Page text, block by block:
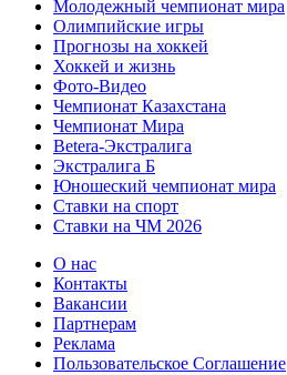
Молодежный чемпионат мира
Олимпийские игры
Прогнозы на хоккей
Хоккей и жизнь
Фото-Видео
Чемпионат Казахстана
Чемпионат Мира
Betera-Экстралига
Экстралига Б
Юношеский чемпионат мира
Ставки на спорт
Ставки на ЧМ 2026
О нас
Контакты
Вакансии
Партнерам
Реклама
Пользовательское Соглашение